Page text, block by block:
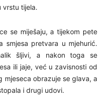
vrstu tijela.
se miješaju, a tijekom pete
smjesa pretvara u mjehurić.
šljivi, a nakon toga se
ili jaje, već u zavisnosti od
mjeseca obrazuje se glava, a
i drugi udovi.